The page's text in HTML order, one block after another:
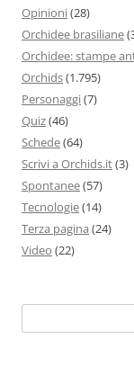
Opinioni(28)
Orchidee brasiliane
Orchidee: stampe
Orchids(1.795)
Personaggi(7)
Quiz(46)
Schede(64)
Scrivi a Orchids.it(3)
Spontanee(57)
Tecnologie(14)
Terza pagina (24)
Video (22)
per: